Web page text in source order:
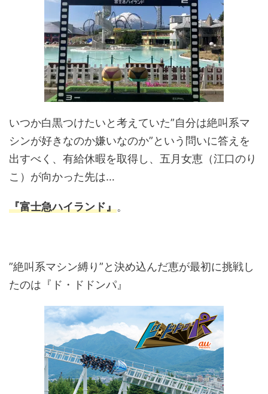
いつか白黒つけたいと考えていた”自分は絶叫系マ
シンが好きなのか嫌いなのか”という問いに答えを
出すべく、有給休暇を取得し、五月女恵（江口のり
こ）が向かった先は…
『富士急ハイランド』。
”絶叫系マシン縛り”と決め込んだ恵が最初に挑戦し
たのは『ド・ドドンパ』